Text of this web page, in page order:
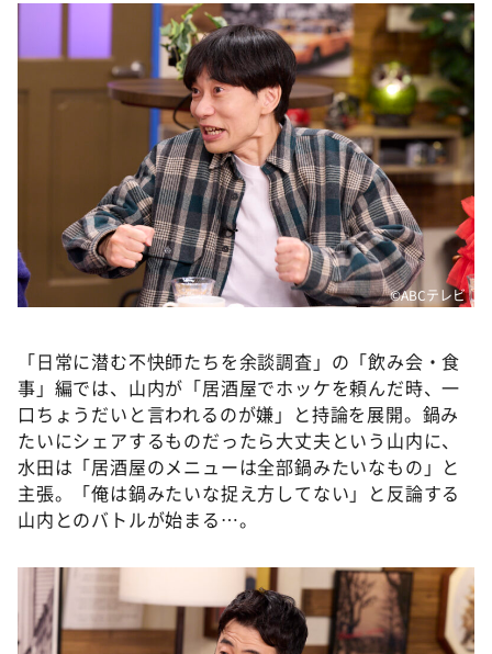
©️ABCテレビ
「日常に潜む不快師たちを余談調査」の「飲み会・食
事」編では、山内が「居酒屋でホッケを頼んだ時、一
口ちょうだいと言われるのが嫌」と持論を展開。鍋み
たいにシェアするものだったら大丈夫という山内に、
水田は「居酒屋のメニューは全部鍋みたいなもの」と
主張。「俺は鍋みたいな捉え方してない」と反論する
山内とのバトルが始まる…。